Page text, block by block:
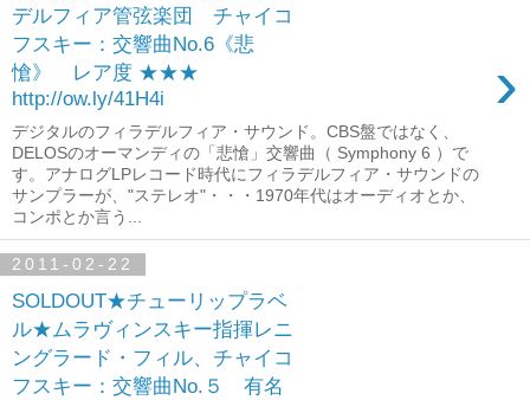
デルフィア管弦楽団 チャイコ
フスキー：交響曲No.6《悲
愴》 レア度 ★★★
http://ow.ly/41H4i
›
デジタルのフィラデルフィア・サウンド。CBS盤ではなく、
DELOSのオーマンディの「悲愴」交響曲（ Symphony 6 ）で
す。アナログLPレコード時代にフィラデルフィア・サウンドの
サンプラーが、"ステレオ"・・・1970年代はオーディオとか、
コンポとか言う...
2011-02-22
SOLDOUT★チューリップラベ
ル★ムラヴィンスキー指揮レニ
ングラード・フィル、チャイコ
フスキー：交響曲No.５ 有名